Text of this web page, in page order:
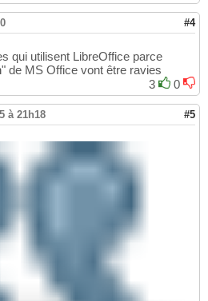
#4
qui utilisent LibreOffice parce
de MS Office vont être ravies
3
0
à 21h18 #5